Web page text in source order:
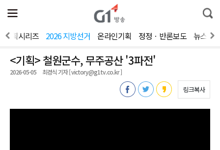
전
체
뉴
열
통
합
색
기획시리즈 2026 지방선거 온라인기획 정정ㆍ반론보도 뉴스제
<기획> 철원군수, 무주공산 '3파전'
2026-05-05 최경식 기자 [ victory@g1tv.co.kr ]
링크복사